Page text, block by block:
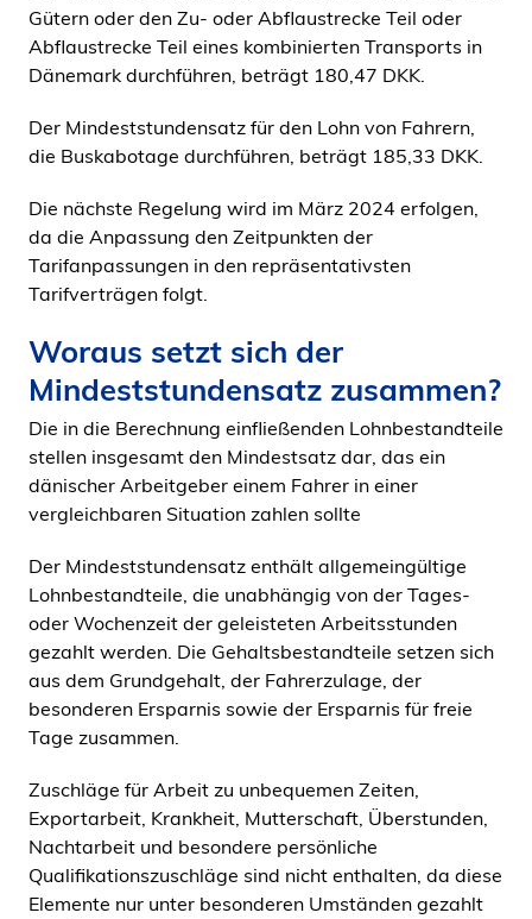
Gütern oder den Zu- oder Abflaustrecke Teil oder
Abflaustrecke Teil eines kombinierten Transports in
Dänemark durchführen, beträgt 180,47 DKK.
Der Mindeststundensatz für den Lohn von Fahrern,
die Buskabotage durchführen, beträgt 185,33 DKK.
Die nächste Regelung wird im März 2024 erfolgen,
da die Anpassung den Zeitpunkten der
Tarifanpassungen in den repräsentativsten
Tarifverträgen folgt.
Woraus setzt sich der
Mindeststundensatz zusammen?
Die in die Berechnung einfließenden Lohnbestandteile
stellen insgesamt den Mindestsatz dar, das ein
dänischer Arbeitgeber einem Fahrer in einer
vergleichbaren Situation zahlen sollte
Der Mindeststundensatz enthält allgemeingültige
Lohnbestandteile, die unabhängig von der Tages-
oder Wochenzeit der geleisteten Arbeitsstunden
gezahlt werden. Die Gehaltsbestandteile setzen sich
aus dem Grundgehalt, der Fahrerzulage, der
besonderen Ersparnis sowie der Ersparnis für freie
Tage zusammen.
Zuschläge für Arbeit zu unbequemen Zeiten,
Exportarbeit, Krankheit, Mutterschaft, Überstunden,
Nachtarbeit und besondere persönliche
Qualifikationszuschläge sind nicht enthalten, da diese
Elemente nur unter besonderen Umständen gezahlt